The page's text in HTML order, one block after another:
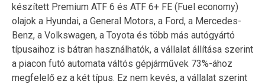
készített Premium ATF 6 és ATF 6+ FE (Fuel economy)
olajok a Hyundai, a General Motors, a Ford, a Mercedes-
Benz, a Volkswagen, a Toyota és több más autógyártó
típusaihoz is bátran használhatók, a vállalat állítása szerint
a piacon futó automata váltós gépjárművek 73%-ához
megfelelő ez a két típus. Ez nem kevés, a vállalat szerint